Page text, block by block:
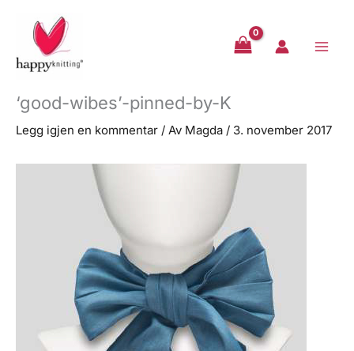
innholdet
‘good-wibes’-pinned-by-K
Legg igjen en kommentar / Av Magda / 3. november 2017